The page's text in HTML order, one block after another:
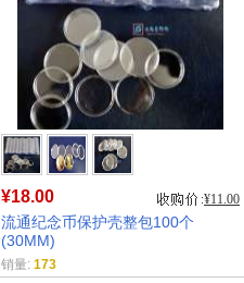
¥18.00 ¥11.00
流通纪念币保护壳整包100个
(30MM)
销量: 173